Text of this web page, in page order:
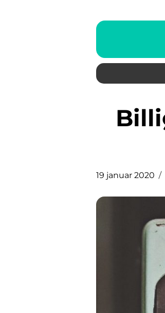
Billige batterier gir deg nok
19 januar 2020